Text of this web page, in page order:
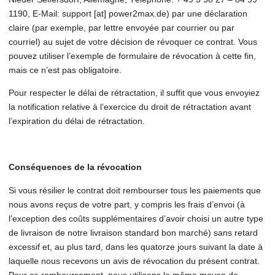
1190, E-Mail: support [at] power2max.de) par une déclaration
claire (par exemple, par lettre envoyée par courrier ou par
courriel) au sujet de votre décision de révoquer ce contrat. Vous
pouvez utiliser l’exemple de formulaire de révocation à cette fin,
mais ce n’est pas obligatoire.
Pour respecter le délai de rétractation, il suffit que vous envoyiez
la notification relative à l’exercice du droit de rétractation avant
l’expiration du délai de rétractation.
Conséquences de la révocation
Si vous résilier le contrat doit rembourser tous les paiements que
nous avons reçus de votre part, y compris les frais d’envoi (à
l’exception des coûts supplémentaires d’avoir choisi un autre type
de livraison de notre livraison standard bon marché) sans retard
excessif et, au plus tard, dans les quatorze jours suivant la date à
laquelle nous recevons un avis de révocation du présent contrat.